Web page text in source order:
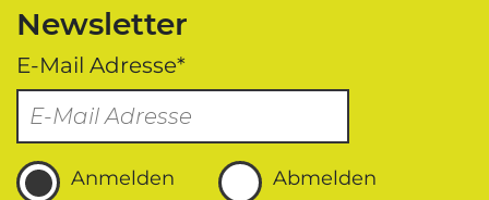
Newsletter
E-Mail Adresse*
Anmelden Abmelden